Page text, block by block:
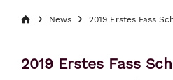
News 2019 Erstes Fass
2019 Erstes Fass